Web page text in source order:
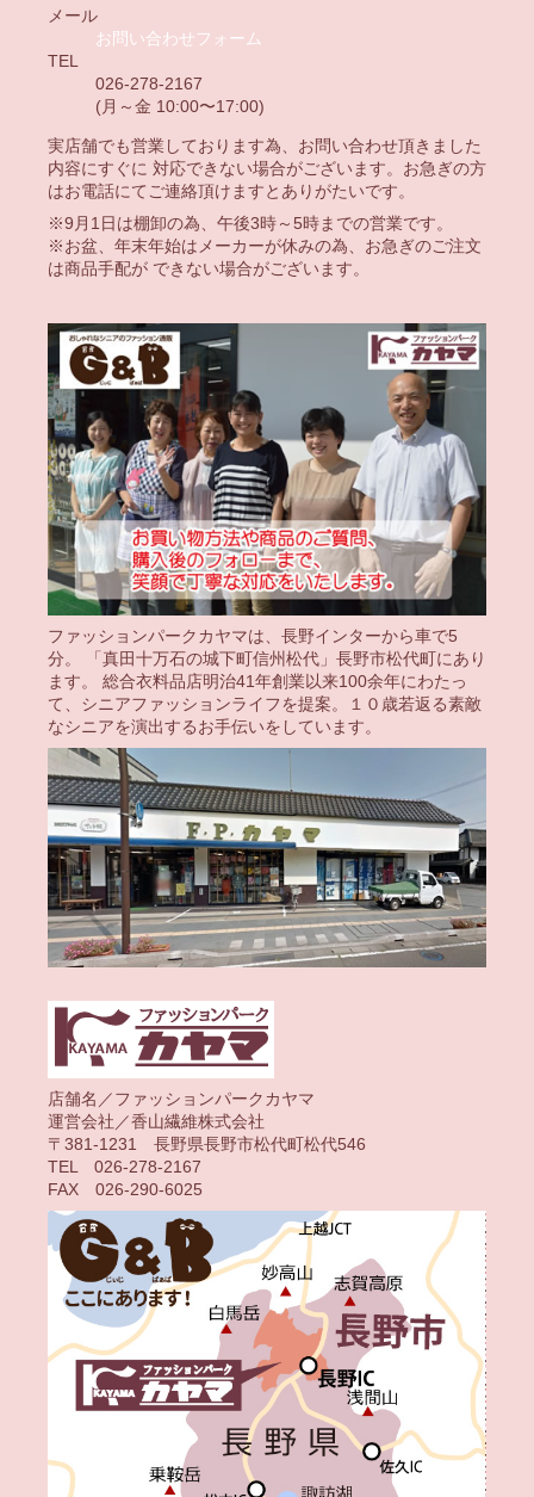
メール
お問い合わせフォーム
TEL
026-278-2167
(月～金 10:00〜17:00)
実店舗でも営業しております為、お問い合わせ頂きました
内容にすぐに 対応できない場合がございます。お急ぎの方
はお電話にてご連絡頂けますとありがたいです。
※9月1日は棚卸の為、午後3時～5時までの営業です。
※お盆、年末年始はメーカーが休みの為、お急ぎのご注文
は商品手配が できない場合がございます。
ファッションパークカヤマは、長野インターから車で5
分。 「真田十万石の城下町信州松代」長野市松代町にあり
ます。 総合衣料品店明治41年創業以来100余年にわたっ
て、シニアファッションライフを提案。１０歳若返る素敵
なシニアを演出するお手伝いをしています。
店舗名／ファッションパークカヤマ
運営会社／香山繊維株式会社
〒381-1231 長野県長野市松代町松代546
TEL 026-278-2167
FAX 026-290-6025